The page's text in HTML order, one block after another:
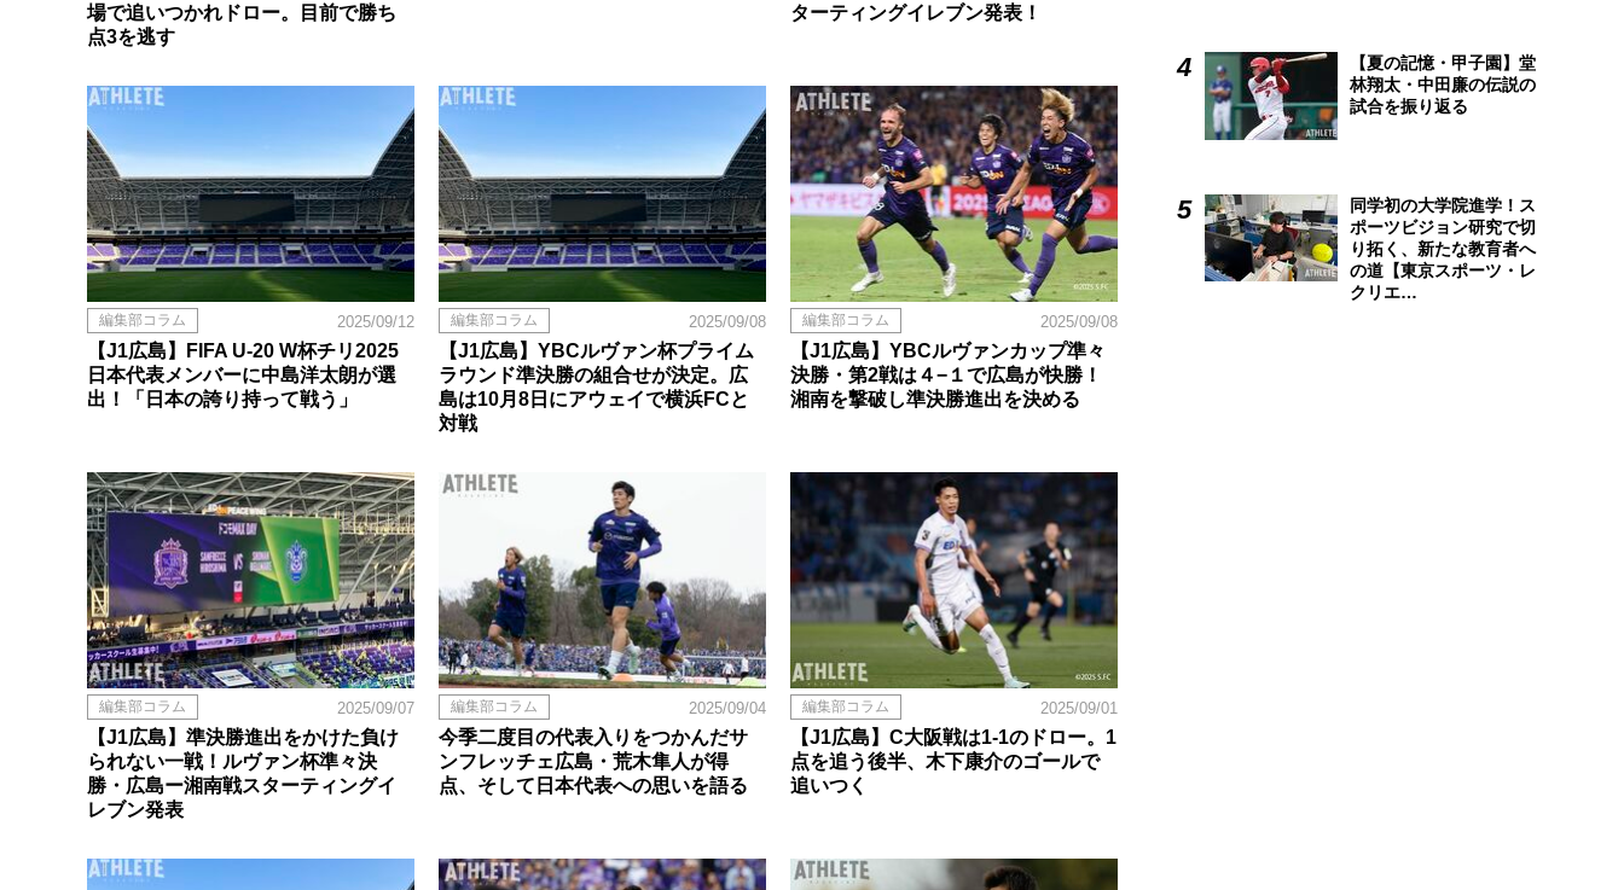
場で追いつかれドロー。目前で勝ち
点3を逃す
ターティングイレブン発表！
編集部コラム 2025/09/12
【J1広島】FIFA U-20 W杯チリ2025
日本代表メンバーに中島洋太朗が選
出！「日本の誇り持って戦う」
編集部コラム 2025/09/08
【J1広島】YBCルヴァン杯プライム
ラウンド準決勝の組合せが決定。広
島は10月8日にアウェイで横浜FCと
対戦
編集部コラム 2025/09/08
【J1広島】YBCルヴァンカップ準々
決勝・第2戦は４−１で広島が快勝！
湘南を撃破し準決勝進出を決める
編集部コラム 2025/09/07
【J1広島】準決勝進出をかけた負け
られない一戦！ルヴァン杯準々決
勝・広島ー湘南戦スターティングイ
レブン発表
編集部コラム 2025/09/04
今季二度目の代表入りをつかんだサ
ンフレッチェ広島・荒木隼人が得
点、そして日本代表への思いを語る
編集部コラム 2025/09/01
【J1広島】C大阪戦は1-1のドロー。1
点を追う後半、木下康介のゴールで
追いつく
【夏の記憶・甲子園】堂
林翔太・中田廉の伝説の
試合を振り返る
同学初の大学院進学！ス
ポーツビジョン研究で切
り拓く、新たな教育者へ
の道【東京スポーツ・レ
クリエ…